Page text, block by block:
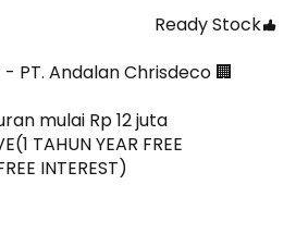
Ready Stock
PT. Andalan Chrisdeco 🏢
mulai Rp 12 juta
TAHUN YEAR FREE
INTEREST)